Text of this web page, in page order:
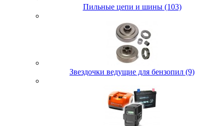
Пильные цепи и шины (103)
Звездочки ведущие для бензопил (9)